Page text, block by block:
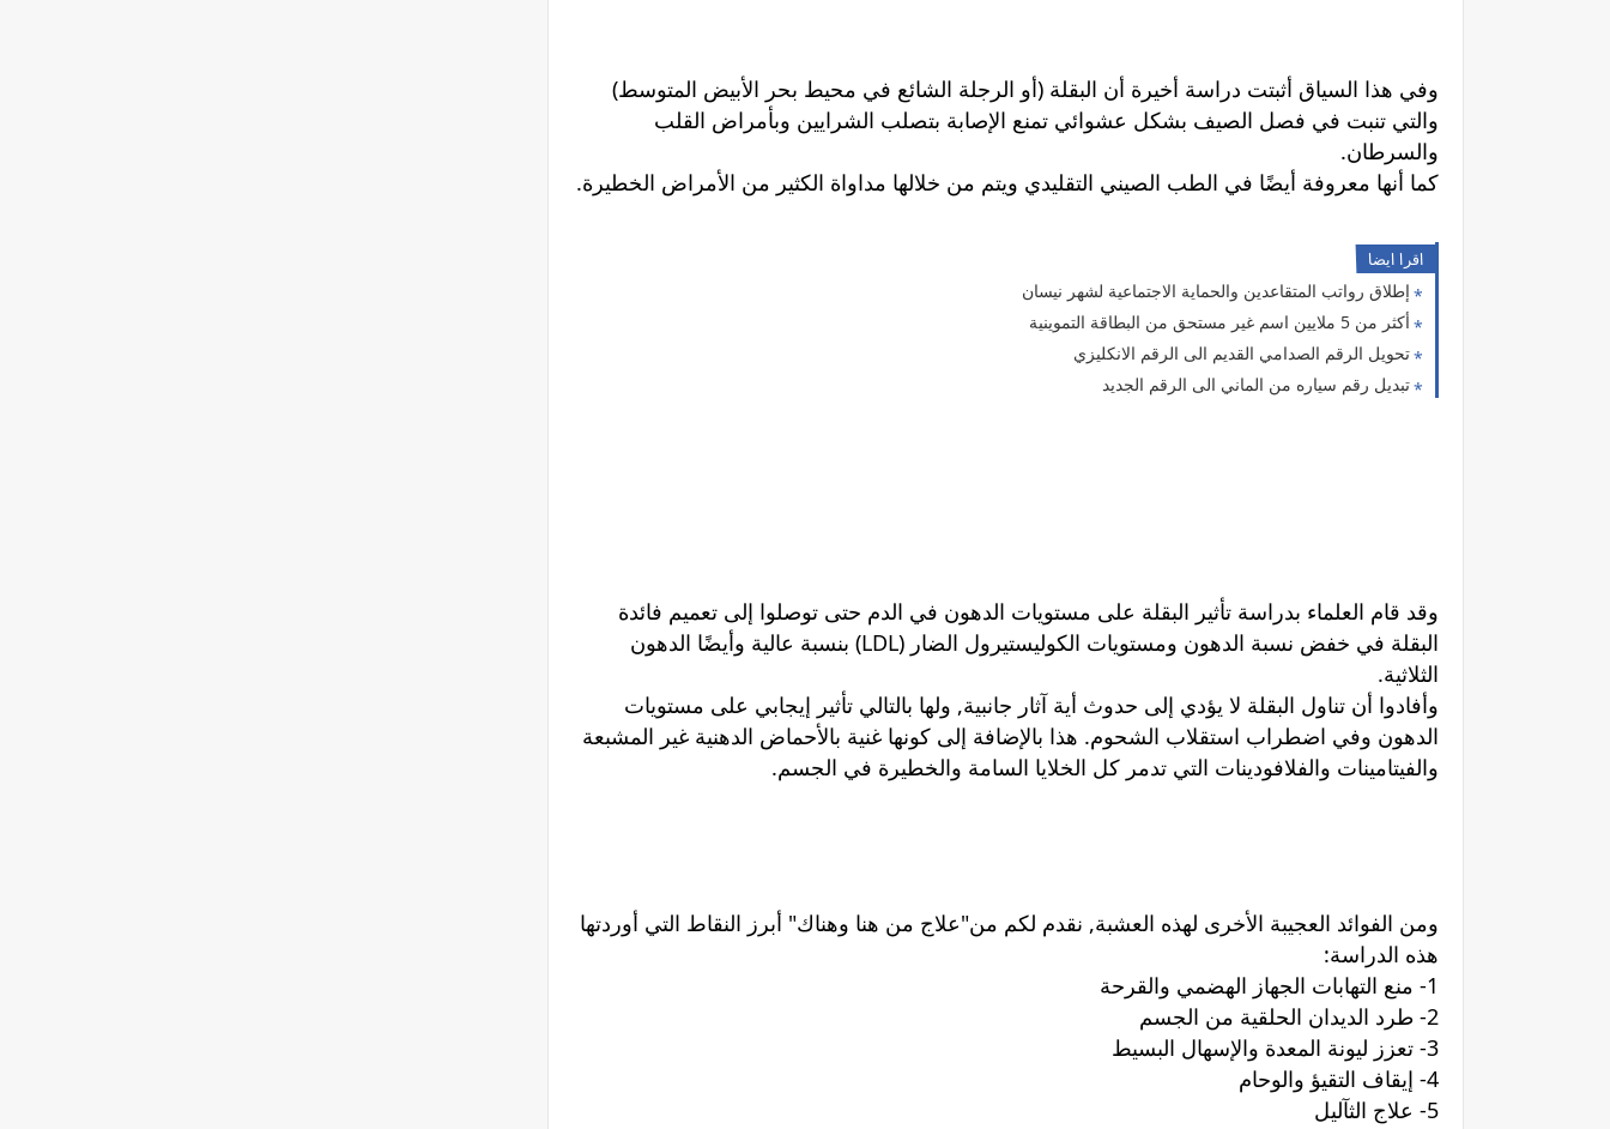
وفي هذا السياق أثبتت دراسة أخيرة أن البقلة (أو الرجلة الشائع في محيط بحر الأبيض المتوسط)
والتي تنبت في فصل الصيف بشكل عشوائي تمنع الإصابة بتصلب الشرايين وبأمراض القلب
والسرطان.
كما أنها معروفة أيضًا في الطب الصيني التقليدي ويتم من خلالها مداواة الكثير من الأمراض الخطيرة.
اقرا ايضا
إطلاق رواتب المتقاعدين والحماية الاجتماعية لشهر نيسان
أكثر من 5 ملايين اسم غير مستحق من البطاقة التموينية
تحويل الرقم الصدامي القديم الى الرقم الانكليزي
تبديل رقم سياره من الماني الى الرقم الجديد
وقد قام العلماء بدراسة تأثير البقلة على مستويات الدهون في الدم حتى توصلوا إلى تعميم فائدة
البقلة في خفض نسبة الدهون ومستويات الكوليستيرول الضار (LDL) بنسبة عالية وأيضًا الدهون
الثلاثية.
وأفادوا أن تناول البقلة لا يؤدي إلى حدوث أية آثار جانبية, ولها بالتالي تأثير إيجابي على مستويات
الدهون وفي اضطراب استقلاب الشحوم. هذا بالإضافة إلى كونها غنية بالأحماض الدهنية غير المشبعة
والفيتامينات والفلافودينات التي تدمر كل الخلايا السامة والخطيرة في الجسم.
ومن الفوائد العجيبة الأخرى لهذه العشبة, نقدم لكم من"علاج من هنا وهناك" أبرز النقاط التي أوردتها
هذه الدراسة:
1- منع التهابات الجهاز الهضمي والقرحة
2- طرد الديدان الحلقية من الجسم
3- تعزز ليونة المعدة والإسهال البسيط
4- إيقاف التقيؤ والوحام
5- علاج الثآليل